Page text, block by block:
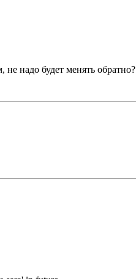
не надо будет менять обратно?